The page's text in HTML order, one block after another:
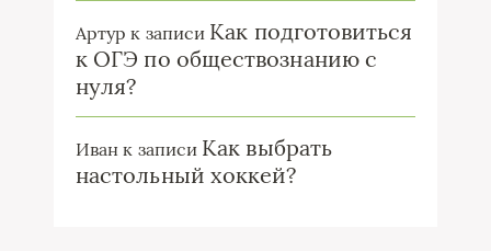
Артур к записи Как подготовиться
к ОГЭ по обществознанию с
нуля?
Иван к записи Как выбрать
настольный хоккей?